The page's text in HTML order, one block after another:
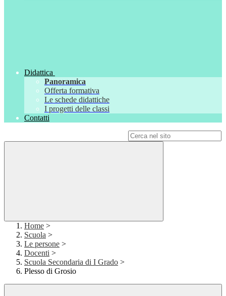
Didattica
Panoramica
Offerta formativa
Le schede didattiche
I progetti delle classi
Contatti
Home >
Scuola >
Le persone >
Docenti >
Scuola Secondaria di I Grado >
Plesso di Grosio